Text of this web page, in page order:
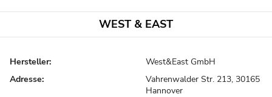
WEST & EAST
Hersteller:
West&East GmbH
Adresse:
Vahrenwalder Str. 213, 30165
Hannover